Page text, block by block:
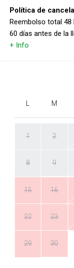
Política de
Reembolso total 48
60 días antes de la
+ Info
L M
1 2
8 9
15 16
22 23
29 30